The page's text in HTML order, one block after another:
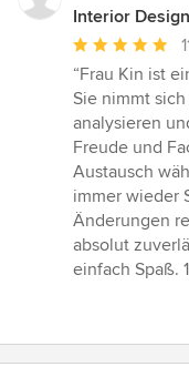
Interior
Bewertung:
5
von
5
Sternen
“Frau Kin ist
Sie nimmt
analysieren
Freude und
Austausch
immer wieder
Änderungen
absolut
einfach Spaß.